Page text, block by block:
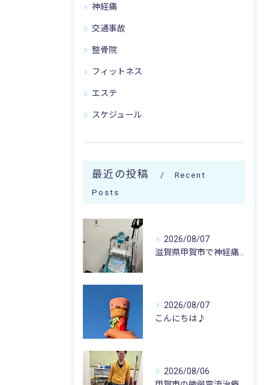
神経痛
交通事故
整骨院
フィットネス
エステ
スケジュール
最近の投稿
Recent
Posts
2026/08/07
2026/08/07
こんにちは♪
2026/08/06